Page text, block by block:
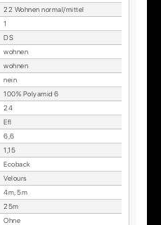
22 Woh­nen nor­mal/mit­tel
1
DS
woh­nen
woh­nen
nein
100% Po­ly­amid 6
24
Efl
6,6
1,15
Eco­back
Ve­lours
4m, 5m
25m
Ohne